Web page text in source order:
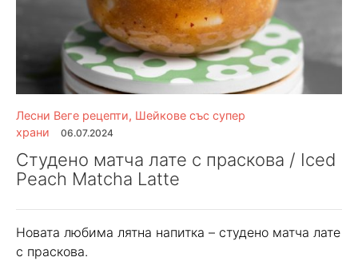
Лесни Веге рецепти, Шейкове със супер
храни
06.07.2024
Студено матча лате с праскова / Iced
Peach Matcha Latte
Новата любима лятна напитка – студено матча лате
с праскова.